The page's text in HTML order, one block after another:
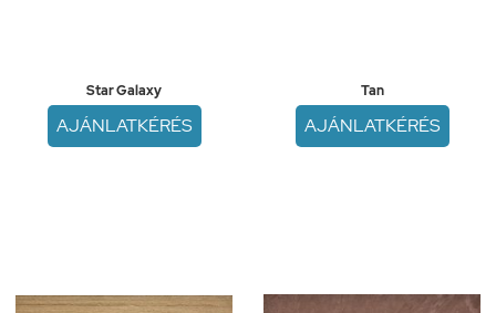
Star Galaxy
AJÁNLATKÉRÉS
Tan
AJÁNLATKÉRÉS